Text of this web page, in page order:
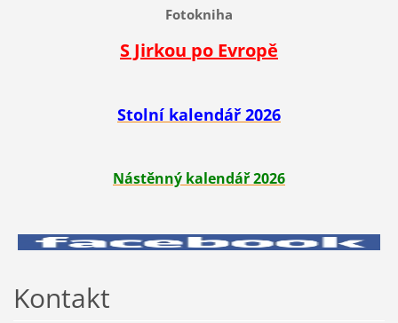
Fotokniha
S Jirkou po Evropě
Stolní kalendář 2026
Nástěnný kalendář 2026
Kontakt